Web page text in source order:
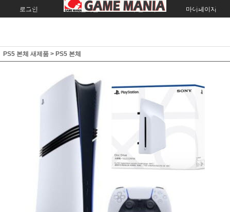
로그인 회원가입 주문조회 마이페이지
PS5 본체 새제품 > PS5 본체